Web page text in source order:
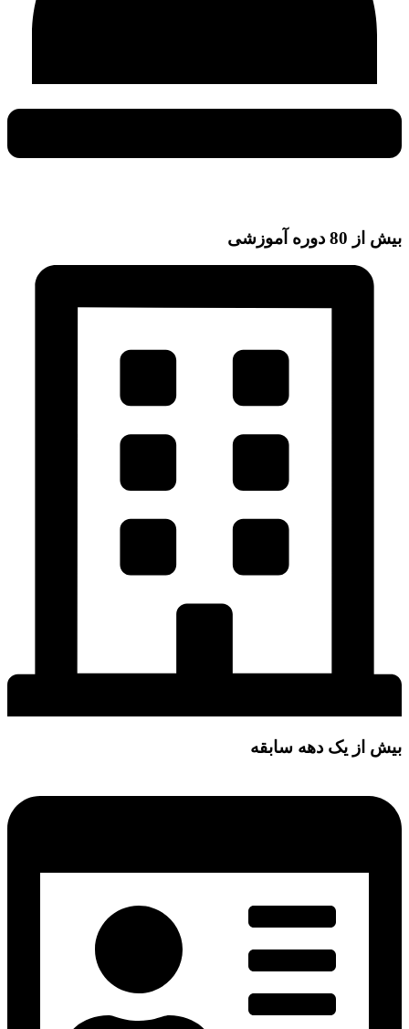
بیش از 80 دوره آموزشی
بیش از یک دهه سابقه